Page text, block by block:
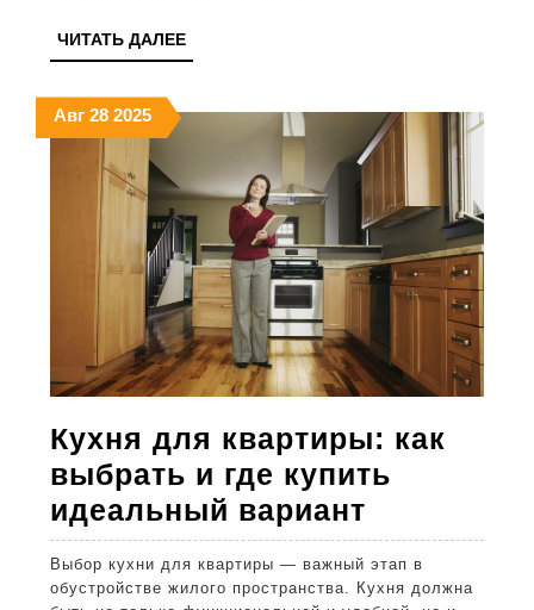
за
мужской
ЧИТАТЬ ДАЛЕЕЧИТАТЬ
ДАЛЕЕ
Авг28.08.2025
2828.08.2025
202528.08.2025
Кухня для квартиры: как
выбрать и где купить
идеальный вариант
для
квартиры:
Выбор кухни для квартиры — важный этап в
обустройстве жилого пространства. Кухня должна